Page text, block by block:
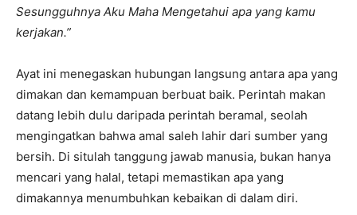
Sesungguhnya Aku Maha Mengetahui apa yang kamu
kerjakan.”
Ayat ini menegaskan hubungan langsung antara apa yang
dimakan dan kemampuan berbuat baik. Perintah makan
datang lebih dulu daripada perintah beramal, seolah
mengingatkan bahwa amal saleh lahir dari sumber yang
bersih. Di situlah tanggung jawab manusia, bukan hanya
mencari yang halal, tetapi memastikan apa yang
dimakannya menumbuhkan kebaikan di dalam diri.